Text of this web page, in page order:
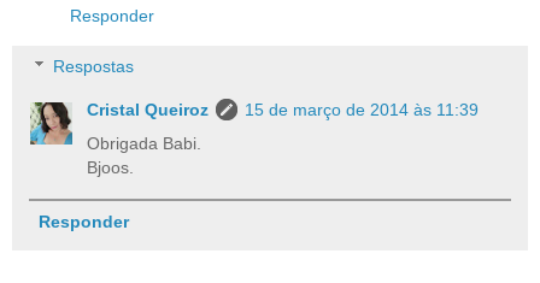
Responder
Respostas
Cristal Queiroz
15 de março de 2014 às 11:39
Obrigada Babi.
Bjoos.
Responder